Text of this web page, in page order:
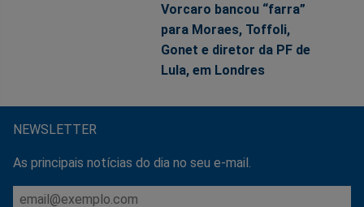
Vorcaro bancou “farra”
para Moraes, Toffoli,
Gonet e diretor da PF de
Lula, em Londres
NEWSLETTER
As principais notícias do dia no seu e-mail.